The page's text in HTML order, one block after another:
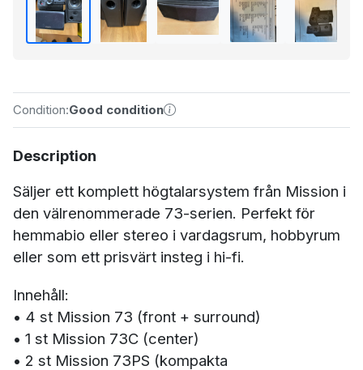
Condition:Good condition
Description
Säljer ett komplett högtalarsystem från Mission i
den välrenommerade 73-serien. Perfekt för
hemmabio eller stereo i vardagsrum, hobbyrum
eller som ett prisvärt insteg i hi-fi.
Innehåll:
• 4 st Mission 73 (front + surround)
• 1 st Mission 73C (center)
• 2 st Mission 73PS (kompakta